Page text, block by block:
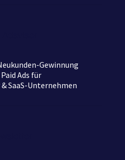
Gewinnung
Ads für
SaaS-Unternehmen